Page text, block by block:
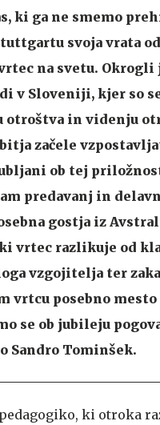
ki ga ne smemo
svoja vrata
na svetu. Okrogli
v Sloveniji, kjer so
otroštva in videnju
začele
ob tej
predavanj in
gostja iz
vrtec razlikuje od
vzgojitelja ter
vrtcu posebno mesto
se ob jubileju
Sandro Tominšek.
ki otroka